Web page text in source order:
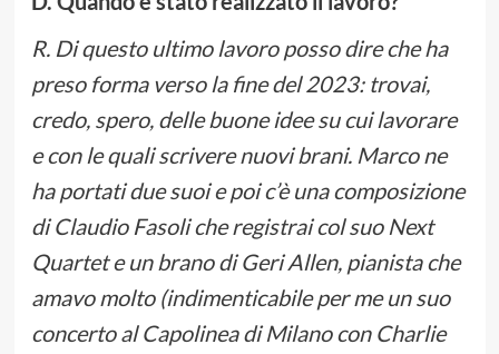
R. Di questo ultimo lavoro posso dire che ha
preso forma verso la fine del 2023: trovai,
credo, spero, delle buone idee su cui lavorare
e con le quali scrivere nuovi brani. Marco ne
ha portati due suoi e poi c’è una composizione
di Claudio Fasoli che registrai col suo Next
Quartet e un brano di Geri Allen, pianista che
amavo molto (indimenticabile per me un suo
concerto al Capolinea di Milano con Charlie